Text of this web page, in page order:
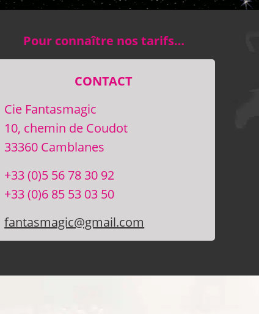
Pour connaître nos tarifs…
CONTACT
Cie Fantasmagic
10, chemin de Coudot
33360 Camblanes
+33 (0)5 56 78 30 92
+33 (0)6 85 53 03 50
fantasmagic@gmail.com